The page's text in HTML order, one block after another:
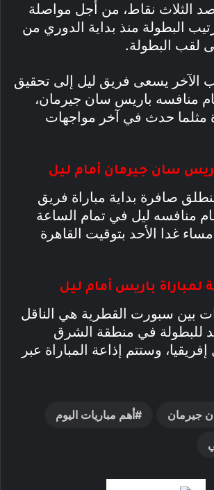
الثلاث نقاط، من أجل مواصلة
البطولة منذ بداية الدوري من
لقب البطولة.
الآخر يسعى فريق ليل إلى تحقيق
منافسه باريس سان جيرمان،
مثلما حدث في آخر مواجهات
سان جيرمان أمام ليل
صافرة بداية مباراة فريق
منافسه ليل في تمام الساعة
مساء غدا الأحد بتوقيت القاهرة
لمباراة باريس أمام ليل
بين سبورت القطرية هي الناقل
للبطولة في منطقة الشرق
وستتم إذاعة المباراة عبر
جيرمان أهم مباريات اليوم